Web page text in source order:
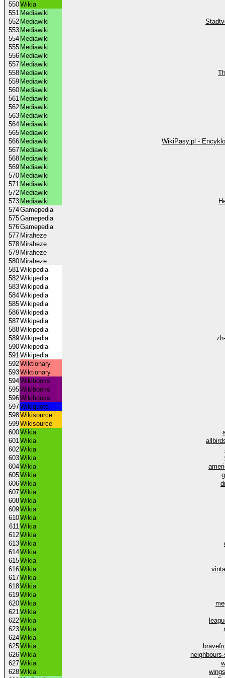
550Wikia
551 Mediawiki
552 Mediawiki
553 Mediawiki
554 Mediawiki
555 Mediawiki
556 Mediawiki
557 Mediawiki
558 Mediawiki
559 Mediawiki
560 Mediawiki
561 Mediawiki
562 Mediawiki
563 Mediawiki
564 Mediawiki
565 Mediawiki
566 Mediawiki
WikiPasy.pl -
567 Mediawiki
568 Mediawiki
569 Mediawiki
570 Mediawiki
571 Mediawiki
572 Mediawiki
573 Mediawiki
574Gamepedia
575Gamepedia
576Gamepedia
577 Miraheze
578 Miraheze
579 Miraheze
580 Miraheze
581Wikipedia
582Wikipedia
583Wikipedia
584Wikipedia
585Wikipedia
586Wikipedia
587Wikipedia
588Wikipedia
589Wikipedia
590Wikipedia
591Wikipedia
592Wiktionary
593Wiktionary
594Wikibooks
595Wikibooks
596Wikibooks
597Wikiquote
598Wikisource
599Wikisource
600Wikia
601Wikia
602Wikia
603Wikia
604Wikia
605Wikia
606Wikia
607Wikia
608Wikia
609Wikia
610Wikia
611Wikia
612Wikia
613Wikia
614Wikia
615Wikia
616Wikia
617Wikia
618Wikia
619Wikia
620Wikia
621Wikia
622Wikia
623Wikia
624Wikia
625Wikia
626Wikia
627Wikia
628Wikia